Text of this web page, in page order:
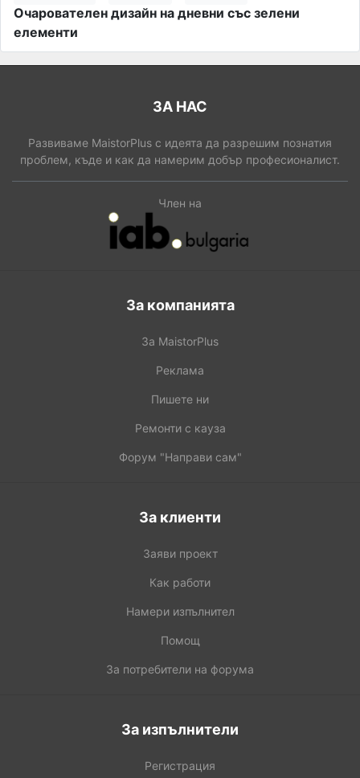
Очарователен дизайн на дневни със зелени
елементи
ЗА НАС
Развиваме MaistorPlus с идеята да разрешим познатия
проблем, къде и как да намерим добър професионалист.
Член на
За компанията
За MaistorPlus
Реклама
Пишете ни
Ремонти с кауза
Форум "Направи сам"
За клиенти
Заяви проект
Как работи
Намери изпълнител
Помощ
За потребители на форума
За изпълнители
Регистрация